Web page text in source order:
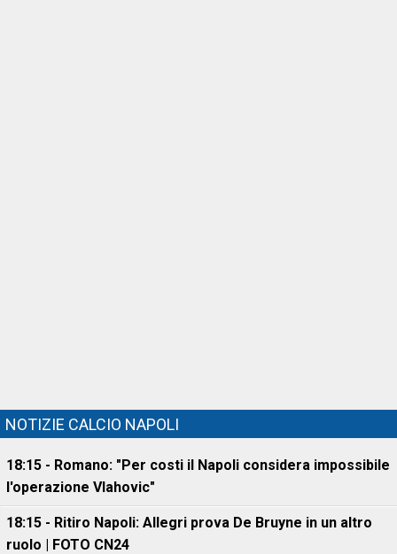
NOTIZIE CALCIO NAPOLI
18:15 - Romano: "Per costi il Napoli considera impossibile
l'operazione Vlahovic"
18:15 - Ritiro Napoli: Allegri prova De Bruyne in un altro
ruolo | FOTO CN24